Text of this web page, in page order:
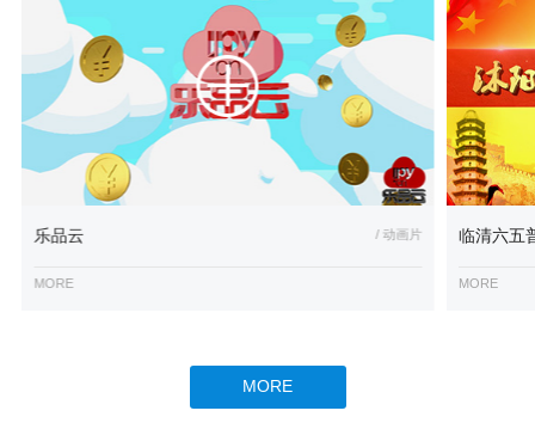
乐品云 / 动画片
MORE
临清六五
MORE
MORE